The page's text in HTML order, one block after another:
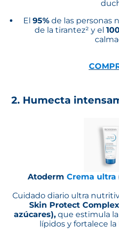
El 95% de las personas
de la tirantez² y el
2. Humecta
Atoderm Crema ultra
Cuidado diario ultra
Skin Protect
azúcares),que estimula
lípidos y fortalece